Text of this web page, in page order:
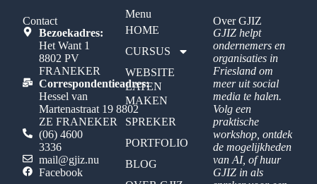
Contact
Bezoekadres:
Het Want 1
8802 PV
FRANEKER
Correspondentieadres:
Hessel van
Martenastraat 19 8802
ZE FRANEKER
(06) 4600
3336
mail@gjiz.nu
Facebook
Menu
HOME
CURSUS
WEBSITE
LATEN
MAKEN
SPREKER
PORTFOLIO
BLOG
Over GJIZ
GJIZ helpt
ondernemers en
organisaties in
Friesland om
meer uit social
media te halen.
Volg een
praktische
workshop, ontdek
de mogelijkheden
van AI, of huur
GJIZ in als